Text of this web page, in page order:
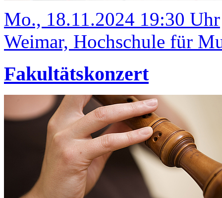
Mo., 18.11.2024 19:30 Uhr
Weimar, Hochschule für
Fakultätskonzert